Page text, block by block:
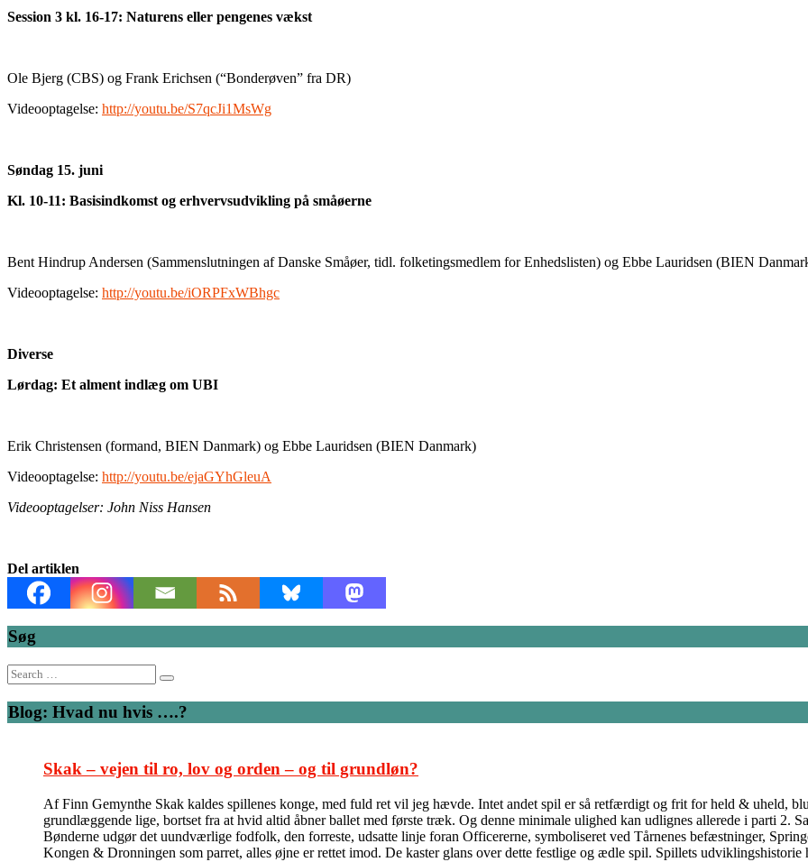
Session 3 kl. 16-17: Naturens eller pengenes vækst
Ole Bjerg (CBS) og Frank Erichsen (“Bonderøven” fra DR)
Videooptagelse: http://youtu.be/S7qcJi1MsWg
Søndag 15. juni
Kl. 10-11: Basisindkomst og erhvervsudvikling på småøerne
Bent Hindrup Andersen (Sammenslutningen af Danske Småøer, tidl. folketingsmedlem for Enhedslisten) og Ebbe Lauridsen (BIEN
Videooptagelse: http://youtu.be/iORPFxWBhgc
Diverse
Lørdag: Et alment indlæg om UBI
Erik Christensen (formand, BIEN Danmark) og Ebbe Lauridsen (BIEN Danmark)
Videooptagelse: http://youtu.be/ejaGYhGleuA
Videooptagelser: John Niss Hansen
Del artiklen
Søg
Search
for:
Blog: Hvad nu hvis ….?
Skak – vejen til ro, lov og orden – og til grundløn?
Af Finn Gemynthe Skak kaldes spillenes konge, med fuld ret vil jeg hævde. Intet andet spil er så retfærdigt og frit for held & uheld,
grundlæggende lige, bortset fra at hvid altid åbner ballet med første træk. Og denne minimale ulighed kan udlignes allerede i parti 2.
Bønderne udgør det uundværlige fodfolk, den forreste, udsatte linje foran Officererne, symboliseret ved Tårnenes befæstninger,
Kongen & Dronningen som parret, alles øjne er rettet imod. De kaster glans over dette festlige og ædle spil. Spillets udviklingshistorie